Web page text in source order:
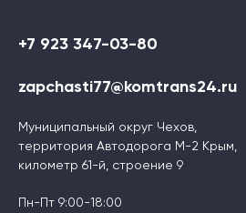
+7 923 347-03-80
zapchasti77@komtrans24.ru
Муниципальный округ Чехов,
территория Автодорога М-2 Крым,
километр 61-й, строение 9
Пн-Пт 9:00-18:00